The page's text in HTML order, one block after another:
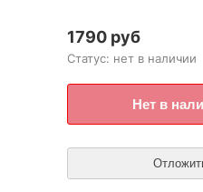
1790 руб
Статус: нет в наличии